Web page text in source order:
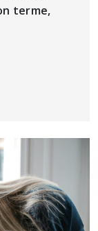
terme,